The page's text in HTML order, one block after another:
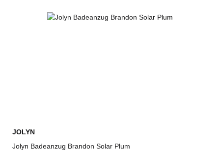
JOLYN
Jolyn Badeanzug Brandon Solar Plum